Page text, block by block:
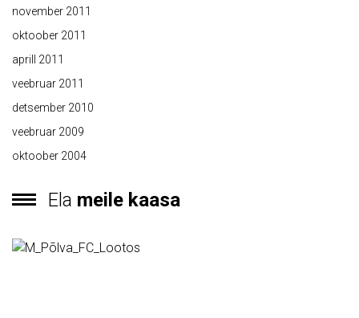
november 2011
oktoober 2011
aprill 2011
veebruar 2011
detsember 2010
veebruar 2009
oktoober 2004
Ela meile kaasa